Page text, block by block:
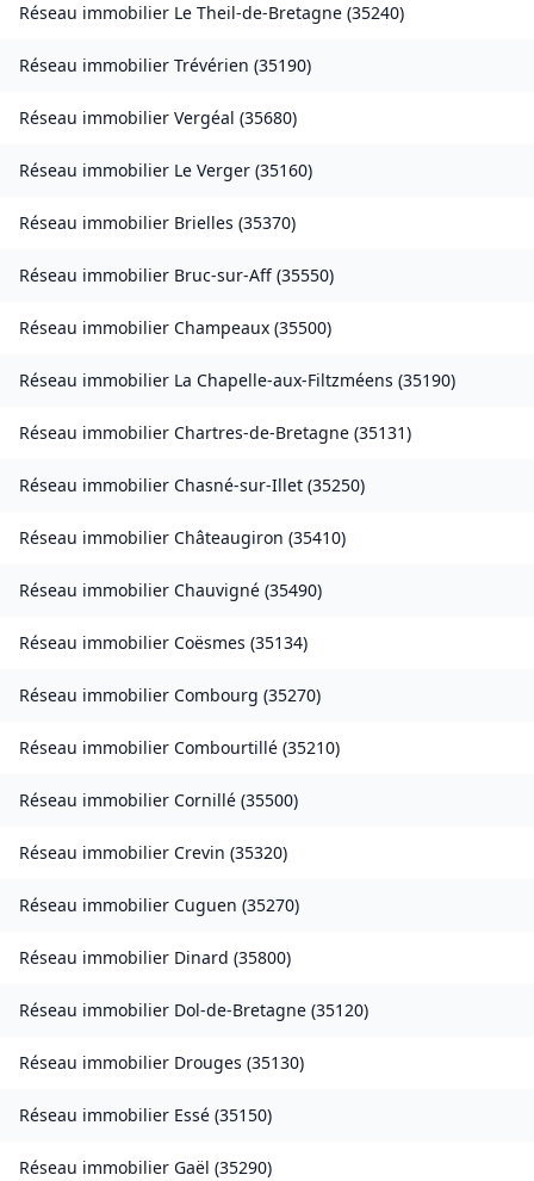
Réseau immobilier Le Theil-de-Bretagne (35240)
Réseau immobilier Trévérien (35190)
Réseau immobilier Vergéal (35680)
Réseau immobilier Le Verger (35160)
Réseau immobilier Brielles (35370)
Réseau immobilier Bruc-sur-Aff (35550)
Réseau immobilier Champeaux (35500)
Réseau immobilier La Chapelle-aux-Filtzméens (35190)
Réseau immobilier Chartres-de-Bretagne (35131)
Réseau immobilier Chasné-sur-Illet (35250)
Réseau immobilier Châteaugiron (35410)
Réseau immobilier Chauvigné (35490)
Réseau immobilier Coësmes (35134)
Réseau immobilier Combourg (35270)
Réseau immobilier Combourtillé (35210)
Réseau immobilier Cornillé (35500)
Réseau immobilier Crevin (35320)
Réseau immobilier Cuguen (35270)
Réseau immobilier Dinard (35800)
Réseau immobilier Dol-de-Bretagne (35120)
Réseau immobilier Drouges (35130)
Réseau immobilier Essé (35150)
Réseau immobilier Gaël (35290)